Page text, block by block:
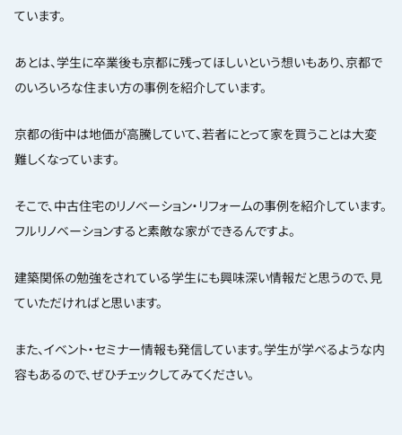
ています。
あとは、学生に卒業後も京都に残ってほしいという想いもあり、京都で
のいろいろな住まい方の事例を紹介しています。
京都の街中は地価が高騰していて、若者にとって家を買うことは大変
難しくなっています。
そこで、中古住宅のリノベーション・リフォームの事例を紹介しています。
フルリノベーションすると素敵な家ができるんですよ。
建築関係の勉強をされている学生にも興味深い情報だと思うので、見
ていただければと思います。
また、イベント・セミナー情報も発信しています。学生が学べるような内
容もあるので、ぜひチェックしてみてください。